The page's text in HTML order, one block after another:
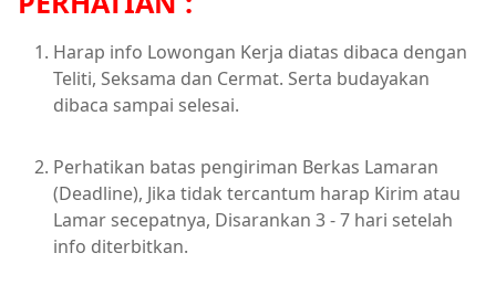
Harap info Lowongan Kerja diatas dibaca dengan
Teliti, Seksama dan Cermat. Serta budayakan
dibaca sampai selesai.
Perhatikan batas pengiriman Berkas Lamaran
(Deadline), Jika tidak tercantum harap Kirim atau
Lamar secepatnya, Disarankan 3 - 7 hari setelah
info diterbitkan.